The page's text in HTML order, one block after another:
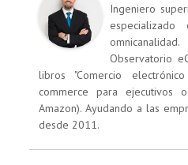
Ingeniero
Observatorio
libros "Comercio
commerce para ejecutivos
Amazon). Ayudando a las
desde 2011.